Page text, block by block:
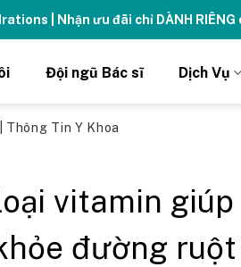
| Nhận ưu đãi chỉ DÀNH
Đội ngũ Bác sĩ Dịch Vụ
Thông Tin Y Khoa
vitamin
đường ruột